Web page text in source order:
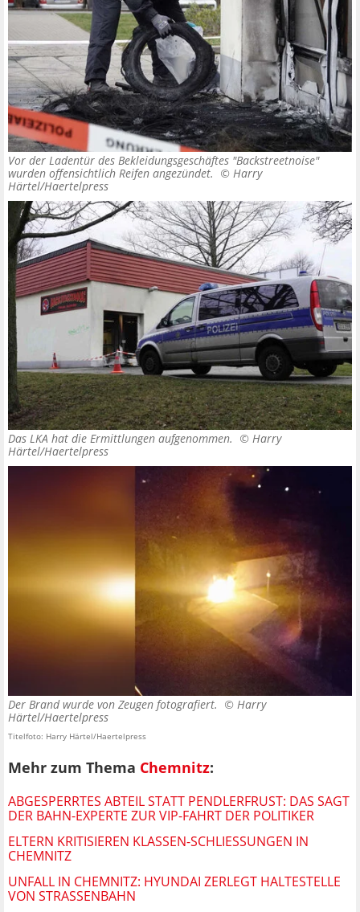
Vor der Ladentür des Bekleidungsgeschäftes "Backstreetnoise"
wurden offensichtlich Reifen angezündet. © Harry
Härtel/Haertelpress
Das LKA hat die Ermittlungen aufgenommen. © Harry
Härtel/Haertelpress
Der Brand wurde von Zeugen fotografiert. © Harry
Härtel/Haertelpress
Titelfoto: Harry Härtel/Haertelpress
Mehr zum Thema Chemnitz:
ABGESPERRTES ABTEIL STATT PENDLERFRUST: DAS SAGT
DER BAHN-EXPERTE ZUR VIP-FAHRT DER POLITIKER
ELTERN KRITISIEREN KLASSEN-SCHLIESSUNGEN IN C
HEMNITZ
UNFALL IN CHEMNITZ: HYUNDAI ZERLEGT HALTESTELLE
VON STRASSENBAHN